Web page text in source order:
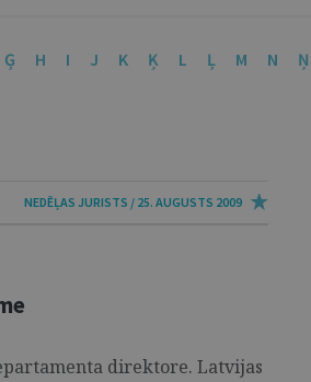
Ģ H I J K Ķ L Ļ M N Ņ
NEDĒĻAS JURISTS / 25. AUGUSTS 2009
direktore. Latvijas